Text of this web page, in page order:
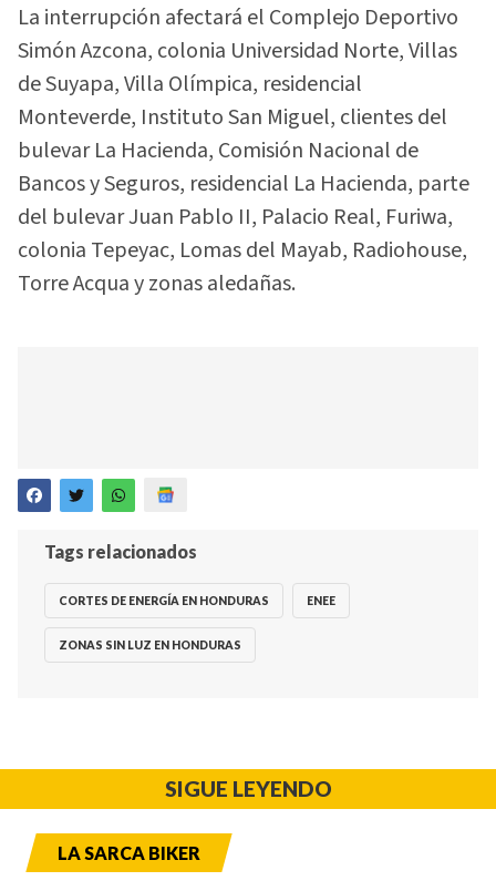
La interrupción afectará el Complejo Deportivo
Simón Azcona, colonia Universidad Norte, Villas
de Suyapa, Villa Olímpica, residencial
Monteverde, Instituto San Miguel, clientes del
bulevar La Hacienda, Comisión Nacional de
Bancos y Seguros, residencial La Hacienda, parte
del bulevar Juan Pablo II, Palacio Real, Furiwa,
colonia Tepeyac, Lomas del Mayab, Radiohouse,
Torre Acqua y zonas aledañas.
Tags relacionados
CORTES DE ENERGÍA EN HONDURAS ENEE
ZONAS SIN LUZ EN HONDURAS
SIGUE LEYENDO
LA SARCA BIKER